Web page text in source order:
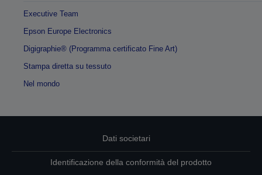
Executive Team
Epson Europe Electronics
Digigraphie® (Programma certificato Fine Art)
Stampa diretta su tessuto
Nel mondo
Dati societari
Identificazione della conformità del prodotto